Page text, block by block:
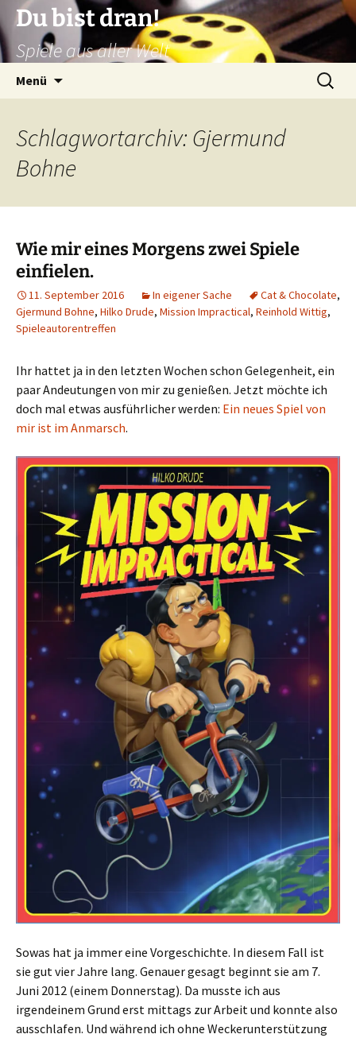
Zum
Inhalt
springen
Du bist dran!
Spiele aus aller Welt
Menü
Suchen
nach:
Schlagwortarchiv: Gjermund
Bohne
Wie mir eines Morgens zwei Spiele
einfielen.
11. September 2016 In eigener Sache Cat & Chocolate,
Gjermund Bohne, Hilko Drude, Mission Impractical, Reinhold Wittig,
Spieleautorentreffen
Ihr hattet ja in den letzten Wochen schon Gelegenheit, ein
paar Andeutungen von mir zu genießen. Jetzt möchte ich
doch mal etwas ausführlicher werden: Ein neues Spiel von
mir ist im Anmarsch.
Sowas hat ja immer eine Vorgeschichte. In diesem Fall ist
sie gut vier Jahre lang. Genauer gesagt beginnt sie am 7.
Juni 2012 (einem Donnerstag). Da musste ich aus
irgendeinem Grund erst mittags zur Arbeit und konnte also
ausschlafen. Und während ich ohne Weckerunterstützung